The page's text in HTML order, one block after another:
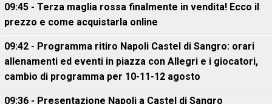
09:45 - Terza maglia rossa finalmente in vendita! Ecco il
prezzo e come acquistarla online
09:42 - Programma ritiro Napoli Castel di Sangro: orari
allenamenti ed eventi in piazza con Allegri e i giocatori,
cambio di programma per 10-11-12 agosto
09:36 - Presentazione Napoli a Castel di Sangro